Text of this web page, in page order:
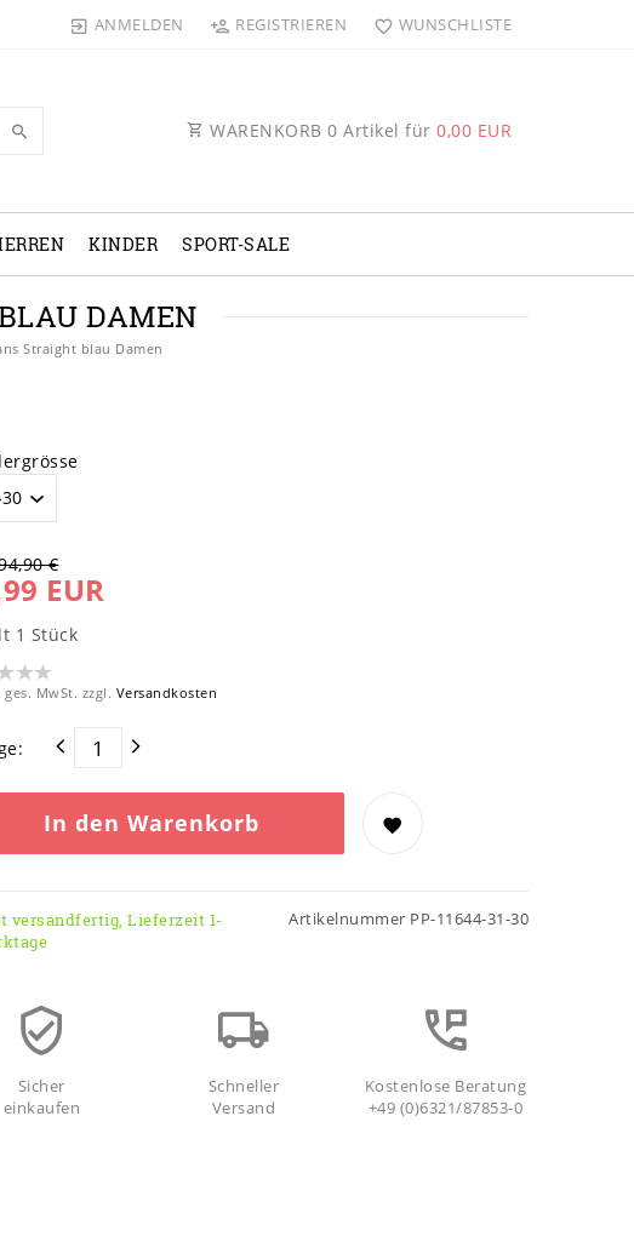
ANMELDEN REGISTRIEREN WUNSCHLISTE
WARENKORB 0 Artikel für 0,00 EUR
KINDER SPORT-SALE
DAMEN
Straight blau Damen
€
EUR
1 Stück
MwSt. zzgl. Versandkosten
In den Warenkorb
versandfertig, Lieferzeit 1-
Artikelnummer PP-11644-31-30
Sicher
einkaufen
Schneller
Versand
Kostenlose Beratung
+49 (0)6321/87853-0